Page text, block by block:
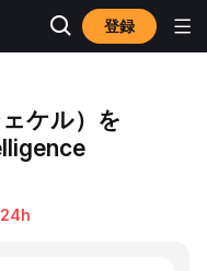
登録
ケル）を
24h